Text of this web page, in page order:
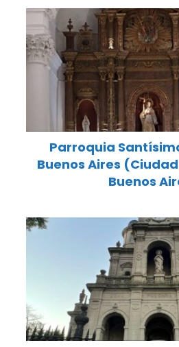
Parroquia
Buenos Aires
Buenos